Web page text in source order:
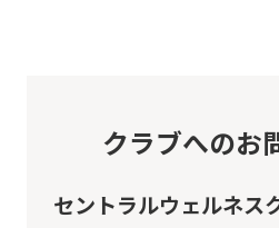
クラブへのお
セントラルウェルネス